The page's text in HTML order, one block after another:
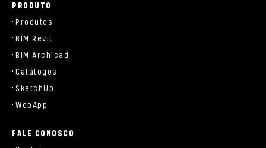
PRODUTO
Produtos
BIM Revit
BIM Archicad
Catálogos
SketchUp
WebApp
FALE CONOSCO